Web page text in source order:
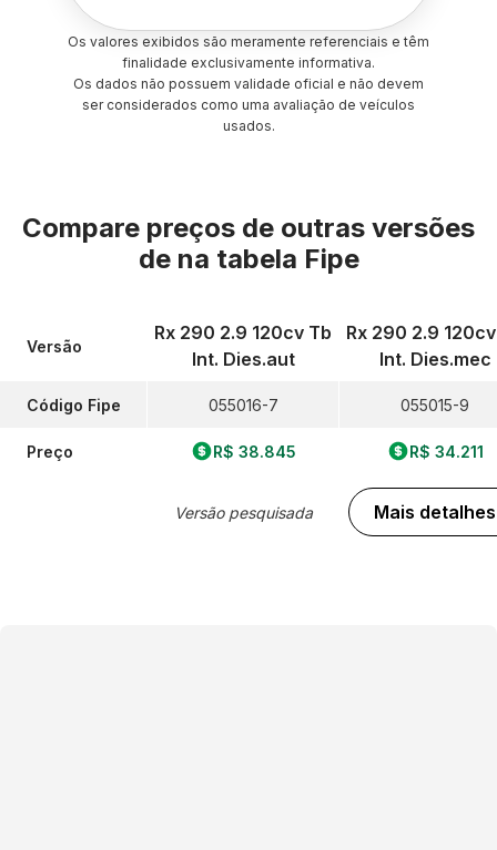
Os valores exibidos são meramente referenciais e têm
finalidade exclusivamente informativa.
Os dados não possuem validade oficial e não devem
ser considerados como uma avaliação de veículos
usados.
Compare preços de outras versões
de na tabela Fipe
Versão
Código Fipe
Preço
Rx 290 2.9 120cv Tb
Int. Dies.aut
055016-7
R$ 38.845
Versão pesquisada
Rx 290 2.9
Int. Dies.mec
055015-9
R$ 34.211
Mais detalhes